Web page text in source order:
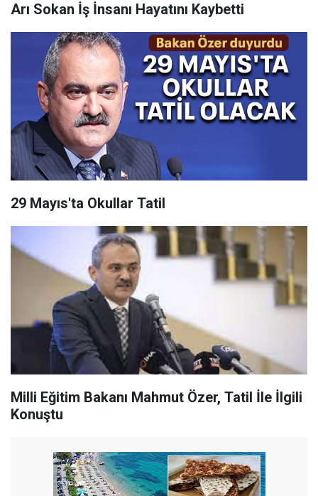
Arı Sokan İş İnsanı Hayatını Kaybetti
29 Mayıs'ta Okullar Tatil
Milli Eğitim Bakanı Mahmut Özer, Tatil İle İlgili
Konuştu